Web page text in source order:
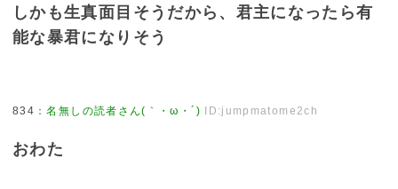
しかも生真面目そうだから、君主になったら有
能な暴君になりそう
834 ：名無しの読者さん(｀・ω・´) ID:jumpmatome2ch
おわた